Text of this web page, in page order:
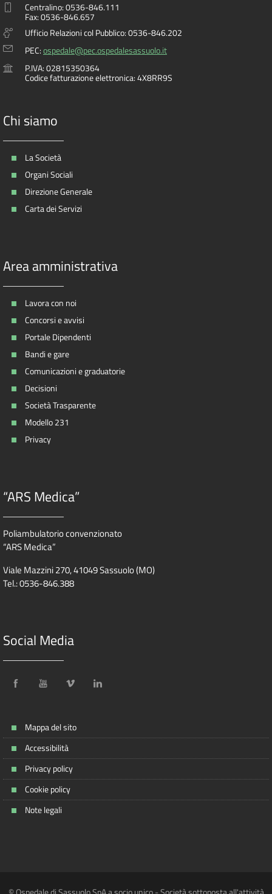
Centralino: 0536-846.111
Fax: 0536-846.657
Ufficio Relazioni col Pubblico: 0536-846.202
PEC:ospedale@pec.ospedalesassuolo.it
P.IVA: 02815350364
Codice fatturazione elettronica: 4X8RR9S
Chi siamo
La Società
Organi Sociali
Direzione Generale
Carta dei Servizi
Area amministrativa
Lavora con noi
Concorsi e avvisi
Portale Dipendenti
Bandi e gare
Comunicazioni e graduatorie
Decisioni
Società Trasparente
Modello 231
Privacy
“ARS Medica”
Poliambulatorio convenzionato
“ARS Medica”
Viale Mazzini 270, 41049 Sassuolo (MO)
Tel.: 0536-846.388
Social Media
Mappa del sito
Accessibilità
Privacy policy
Cookie policy
Note legali